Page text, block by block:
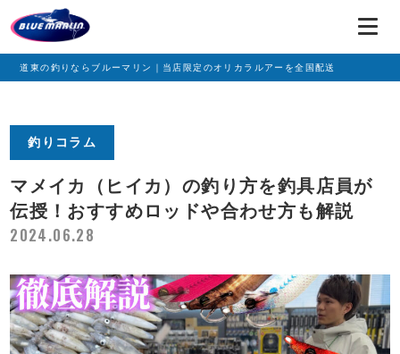
道東の釣りならブルーマリン｜当店限定のオリカラルアーを全国配送
釣りコラム
マメイカ（ヒイカ）の釣り方を釣具店員が
伝授！おすすめロッドや合わせ方も解説
2024.06.28